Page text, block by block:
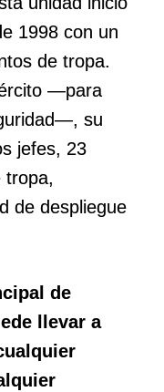
1998 con un
de tropa.
―para
su
jefes, 23
tropa,
de despliegue
de
llevar a